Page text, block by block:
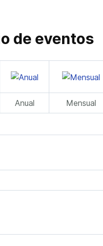
de eventos
Anual Mensual